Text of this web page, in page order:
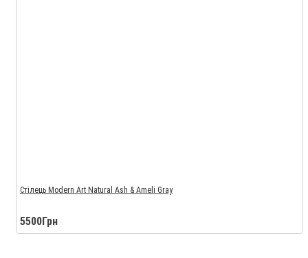
Стілець Modern Art Natural Ash & Ameli Gray
5500Грн